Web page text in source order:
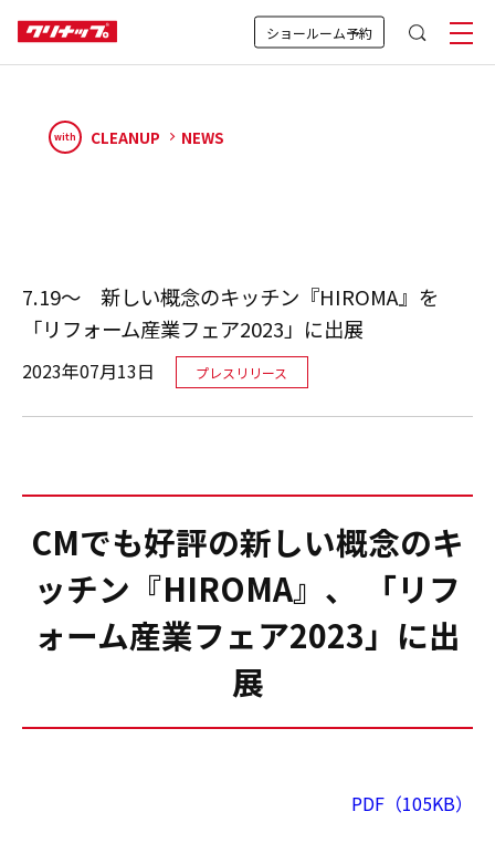
ショールーム予約
with CLEANUP NEWS
7.19～ 新しい概念のキッチン『HIROMA』を
「リフォーム産業フェア2023」に出展
2023年07月13日 プレスリリース
CMでも好評の新しい概念のキ
ッチン『HIROMA』、 「リフ
ォーム産業フェア2023」に出
展
PDF（105KB）